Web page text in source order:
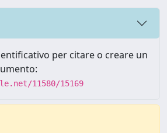
per citare o creare un
11580/15169